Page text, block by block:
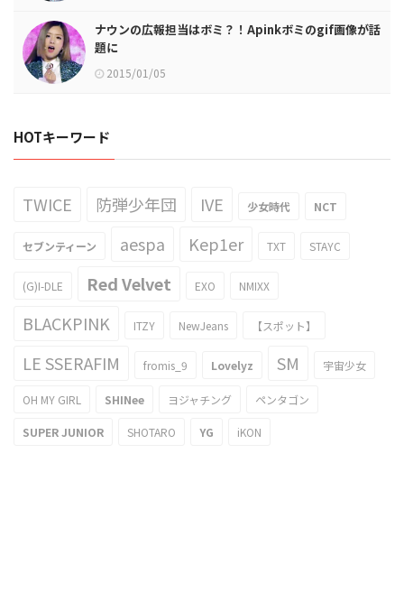
ナウンの広報担当はボミ？！Apinkボミのgif画像が話
題に
2015/01/05
HOTキーワード
TWICE 防弾少年団 IVE 少女時代 NCT
セブンティーン aespa Kep1er TXT STAYC
(G)I-DLE Red Velvet EXO NMIXX
BLACKPINK ITZY NewJeans 【スポット】
LE SSERAFIM fromis_9 Lovelyz SM 宇宙少女
OH MY GIRL SHINee ヨジャチング ペンタゴン
SUPER JUNIOR SHOTARO YG iKON